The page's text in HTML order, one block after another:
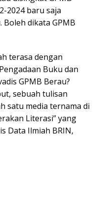
2024 baru saja
dikata GPMB
terasa dengan
Buku dan
GPMB Berau?
sebuah tulisan
satu media ternama di
Literasi” yang
Data Ilmiah BRIN,